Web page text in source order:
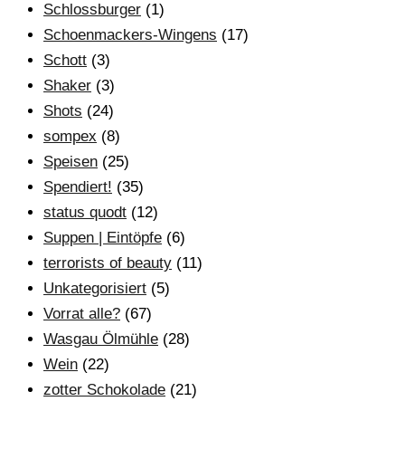
Schlossburger (1)
Schoenmackers-Wingens (17)
Schott (3)
Shaker (3)
Shots (24)
sompex (8)
Speisen (25)
Spendiert! (35)
status quodt (12)
Suppen | Eintöpfe (6)
terrorists of beauty (11)
Unkategorisiert (5)
Vorrat alle? (67)
Wasgau Ölmühle (28)
Wein (22)
zotter Schokolade (21)